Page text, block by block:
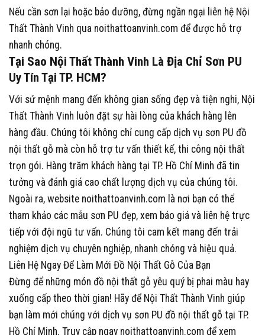
Nếu cần sơn lại hoặc bảo dưỡng, đừng ngần ngại liên hệ Nội
Thất Thành Vinh qua noithattoanvinh.com để được hỗ trợ
nhanh chóng.
Tại Sao Nội Thất Thành Vinh Là Địa Chỉ Sơn PU
Uy Tín Tại TP. HCM?
Với sứ mệnh mang đến không gian sống đẹp và tiện nghi, Nội
Thất Thành Vinh luôn đặt sự hài lòng của khách hàng lên
hàng đầu. Chúng tôi không chỉ cung cấp dịch vụ sơn PU đồ
nội thất gỗ mà còn hỗ trợ tư vấn thiết kế, thi công nội thất
trọn gói. Hàng trăm khách hàng tại TP. Hồ Chí Minh đã tin
tưởng và đánh giá cao chất lượng dịch vụ của chúng tôi.
Ngoài ra, website noithattoanvinh.com là nơi bạn có thể
tham khảo các mẫu sơn PU đẹp, xem báo giá và liên hệ trực
tiếp với đội ngũ tư vấn. Chúng tôi cam kết mang đến trải
nghiệm dịch vụ chuyên nghiệp, nhanh chóng và hiệu quả.
Liên Hệ Ngay Để Làm Mới Đồ Nội Thất Gỗ Của Bạn
Đừng để những món đồ nội thất gỗ yêu quý bị phai màu hay
xuống cấp theo thời gian! Hãy để Nội Thất Thành Vinh giúp
bạn làm mới chúng với dịch vụ sơn PU đồ nội thất gỗ tại TP.
Hồ Chí Minh. Truy cập ngay noithattoanvinh.com để xem